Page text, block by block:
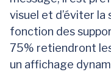
visuel et d’éviter la
fonction des
75% retiendront
un affichage